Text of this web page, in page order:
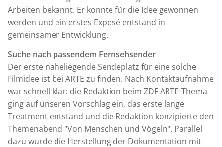
Arbeiten bekannt. Er konnte für die Idee gewonnen
werden und ein erstes Exposé entstand in
gemeinsamer Entwicklung.
Suche nach passendem Fernsehsender
Der erste naheliegende Sendeplatz für eine solche
Filmidee ist bei ARTE zu finden. Nach Kontaktaufnahme
war schnell klar: die Redaktion beim ZDF ARTE-Thema
ging auf unseren Vorschlag ein, das erste lange
Treatment entstand und die Redaktion konzipierte den
Themenabend "Von Menschen und Vögeln". Parallel
dazu wurde die Herstellung der Dokumentation mit